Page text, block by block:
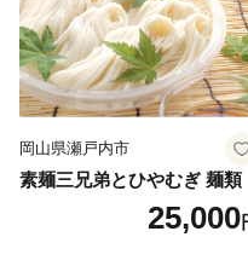
岡山県瀬戸内市
素麺三兄弟とひやむぎ 麺類
25,000